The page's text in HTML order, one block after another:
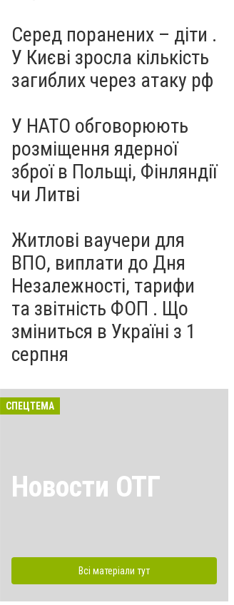
Серед поранених – діти .
У Києві зросла кількість
загиблих через атаку рф
У НАТО обговорюють
розміщення ядерної
зброї в Польщі, Фінляндії
чи Литві
Житлові ваучери для
ВПО, виплати до Дня
Незалежності, тарифи
та звітність ФОП . Що
зміниться в Україні з 1
серпня
СПЕЦТЕМА
Новости ОТГ
Всі матеріали тут